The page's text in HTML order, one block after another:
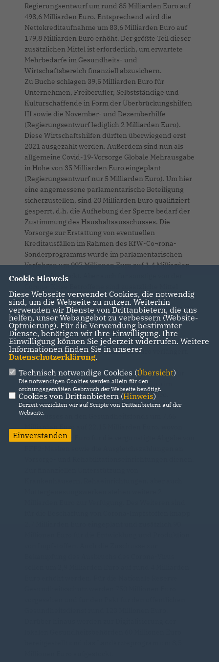
Regierungsentwurf um rund 85 Milliarden Euro auf
498,6 Milliarden Euro. Entsprechend wird die
Nettokreditaufnahme um 83,6 Milliarden Euro auf
179,8 Milliarden Euro erhöht. Der größte Teil dieser
zusätzlichen Mittel ist erforderlich, um erwartete
Mehrbedarfe im Gesundheits- und
Wirtschaftsbereich finanziell abzusichern.
Zu Buche schlagen 39,5 Milliarden Euro für
Unternehmen, Freiberufler, Selbstständige und
Kulturschaffende in Form der Überbrückungshilfen
III sowie die November- und Dezemberhilfe
(Regierungsentwurf lediglich 2 Milliarden Euro).
Diese Wirtschaftshilfen dürften überwiegend erst
2021 ausgezahlt werden. Außerdem sind nun als
allgemeine Covid-19-Vorsorge Globale Mehrausgabe
in Höhe von 35 Milliarden Euro eingeplant
(Regierungsentwurf nur 5 Milliarden Euro). Um hier
eine angemessene parlamentarische Beteiligung
sicherzustellen, sind 20 Milliarden Euro qualifiziert
gesperrt, d.h. die Aufhebung der Sperre bedarf der
Zustimmung des Haushaltsausschusses. Die
Vorsorge zur Erstattung von eventuellen
Kreditausfällen im Rahmen des KfW-Co¬rona-
Sonderprogramms wurde im parlamentarischen
Verfahren um 997 Millionen Euro auf 1,4 Milliarden
Euro aufgestockt. Aber auch für sonstige von der
eingestellt. So sind jeweils 100 Millionen Euro für die
Behindertenhilfe sowie die Kinder- und Jugendhilfe
vorgesehen und 200 Millionen Euro als Hilfen für
Studierende. Auch die Corona-Hilfen für
Sportvereine des (semi-)professionellen Bereichs
werden in Höhe von 200 Millionen Euro verlängert.
Gesundheit.Der Etat des Bundeministeriums für
Gesundheit steigt von 24,3 Milliarden Euro im
Regierungsentwurf auf 35,3 Milliarden Euro.
Wesentlich hierfür ist die Aufstockung des
Zuschusses an den Gesundheitsfonds um 7,65
Milliarden Euro auf 22,15 Milliarden Euro, wovon
2,65 Milliarden Euro für die vergünstigte Abgabe von
Cookie Hinweis
Diese Webseite verwendet Cookies, die notwendig
sind, um die Webseite zu nutzen. Weiterhin
verwenden wir Dienste von Drittanbietern, die uns
helfen, unser Webangebot zu verbessern (Website-
Optmierung). Für die Verwendung bestimmter
Dienste, benötigen wir Ihre Einwilligung. Ihre
Einwilligung können Sie jederzeit widerrufen. Weitere
Informationen finden Sie in unserer
Datenschutzerklärung.
Technisch notwendige Cookies (Übersicht)
Die notwendigen Cookies werden allein für den
ordnungsgemäßen Gebrauch der Webseite benötigt.
Cookies von Drittanbietern (Hinweis)
Derzeit verzichten wir auf Scripte von Drittanbietern auf der
Webseite.
Einverstanden